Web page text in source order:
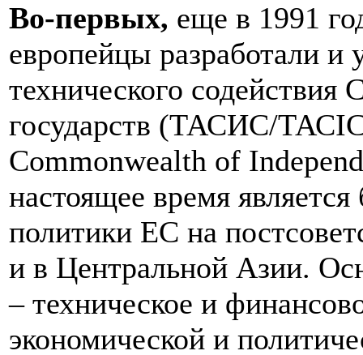
Во-первых, еще в 1991
европейцы разработали и
технического
государств (ТАСИС/
Commonwealth of
настоящее время
политики ЕС на
и в Центральной Азии.
– техническое и
экономической и